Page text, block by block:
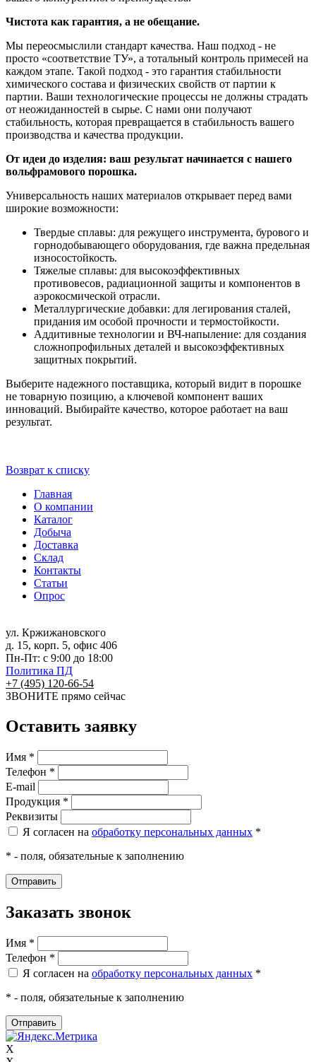
Чистота как гарантия, а не обещание.
Мы переосмыслили стандарт качества. Наш подход - не
просто «соответствие ТУ», а тотальный контроль примесей на
каждом этапе. Такой подход - это гарантия стабильности
химического состава и физических свойств от партии к
партии. Ваши технологические процессы не должны страдать
от неожиданностей в сырье. С нами они получают
стабильность, которая превращается в стабильность вашего
производства и качества продукции.
От идеи до изделия: ваш результат начинается с нашего
вольфрамового порошка.
Универсальность наших материалов открывает перед вами
широкие возможности:
Твердые сплавы: для режущего инструмента, бурового и
горнодобывающего оборудования, где важна предельная
износостойкость.
Тяжелые сплавы: для высокоэффективных
противовесов, радиационной защиты и компонентов в
аэрокосмической отрасли.
Металлургические добавки: для легирования сталей,
придания им особой прочности и термостойкости.
Аддитивные технологии и ВЧ-напыление: для создания
сложнопрофильных деталей и высокоэффективных
защитных покрытий.
Выберите надежного поставщика, который видит в порошке
не товарную позицию, а ключевой компонент ваших
инноваций. Выбирайте качество, которое работает на ваш
результат.
Возврат к списку
Главная
О компании
Каталог
Добыча
Доставка
Склад
Контакты
Статьи
Опрос
ул. Кржижановского
д. 15, корп. 5, офис 406
Пн-Пт: с 9:00 до 18:00
Политика ПД
+7 (495) 120-66-54
ЗВОНИТЕ прямо сейчас
Оставить заявку
Имя *
Телефон *
E-mail
Продукция *
Реквизиты
Я согласен на обработку персональных данных *
* - поля, обязательные к заполнению
Заказать звонок
Имя *
Телефон *
Я согласен на обработку персональных данных *
* - поля, обязательные к заполнению
X